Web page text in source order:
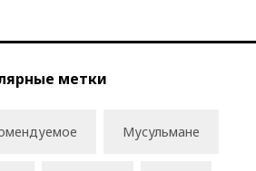
метки
Мусульмане